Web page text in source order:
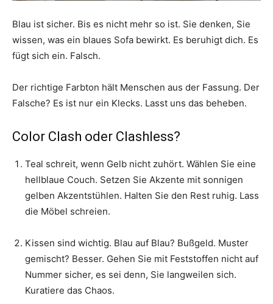
Blau ist sicher. Bis es nicht mehr so ​​ist. Sie denken, Sie
wissen, was ein blaues Sofa bewirkt. Es beruhigt dich. Es
fügt sich ein. Falsch.
Der richtige Farbton hält Menschen aus der Fassung. Der
Falsche? Es ist nur ein Klecks. Lasst uns das beheben.
Color Clash oder Clashless?
Teal schreit, wenn Gelb nicht zuhört. Wählen Sie eine
hellblaue Couch. Setzen Sie Akzente mit sonnigen
gelben Akzentstühlen. Halten Sie den Rest ruhig. Lass
die Möbel schreien.
Kissen sind wichtig. Blau auf Blau? Bußgeld. Muster
gemischt? Besser. Gehen Sie mit Feststoffen nicht auf
Nummer sicher, es sei denn, Sie langweilen sich.
Kuratiere das Chaos.